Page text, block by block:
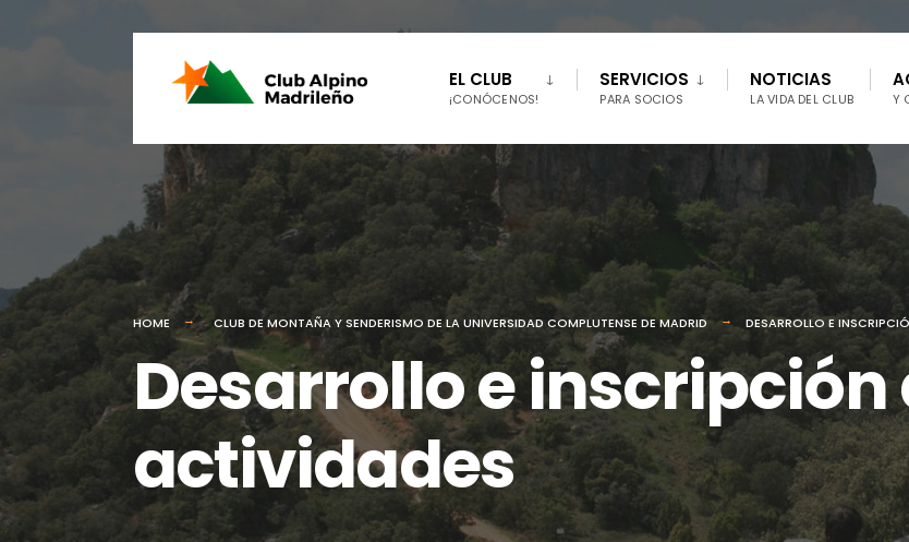
EL CLUB
¡CONÓCENOS!
SERVICIOS
PARA SOCIOS
NOTICIAS
LA VIDA DEL CLUB Y
HOME CLUB DE MONTAÑA Y SENDERISMO DE LA UNIVERSIDAD COMPLUTENSE DE MADRID DESARROLLO E
Desarrollo e inscripción
actividades